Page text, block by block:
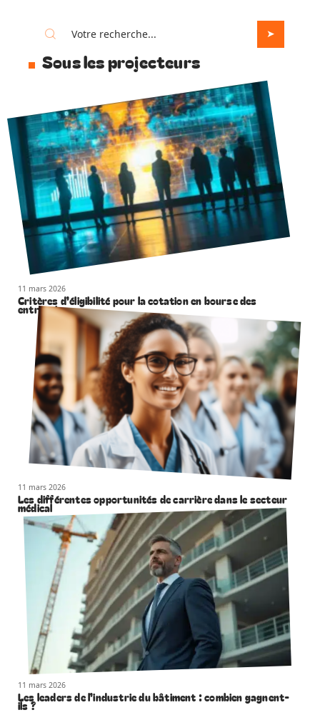
Sous les projecteurs
11 mars 2026
Critères d’éligibilité pour la cotation en bourse des
entreprises
11 mars 2026
Les différentes opportunités de carrière dans le secteur
médical
11 mars 2026
Les leaders de l’industrie du bâtiment : combien gagnent-
ils ?